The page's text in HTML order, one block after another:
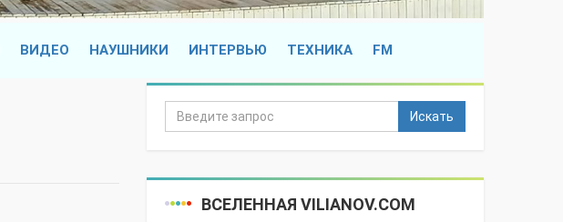
ВИДЕО НАУШНИКИ ИНТЕРВЬЮ ТЕХНИКА FM
Искать
ВСЕЛЕННАЯ VILIANOV.COM